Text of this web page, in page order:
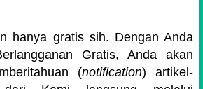
hanya gratis sih. Dengan Anda
Gratis, Anda akan
(notification) artikel-